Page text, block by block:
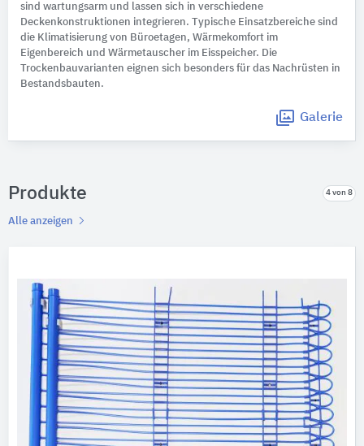
sind wartungsarm und lassen sich in verschiedene
Deckenkonstruktionen integrieren. Typische Einsatzbereiche sind
die Klimatisierung von Büroetagen, Wärmekomfort im
Eigenbereich und Wärmetauscher im Eisspeicher. Die
Trockenbauvarianten eignen sich besonders für das Nachrüsten in
Bestandsbauten.
Galerie
Produkte 4 von 8
Alle anzeigen